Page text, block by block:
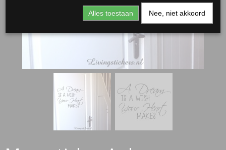
Alles toestaan Nee, niet akkoord